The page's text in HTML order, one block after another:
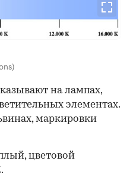
на лампах,
элементах.
маркировки
цветовой